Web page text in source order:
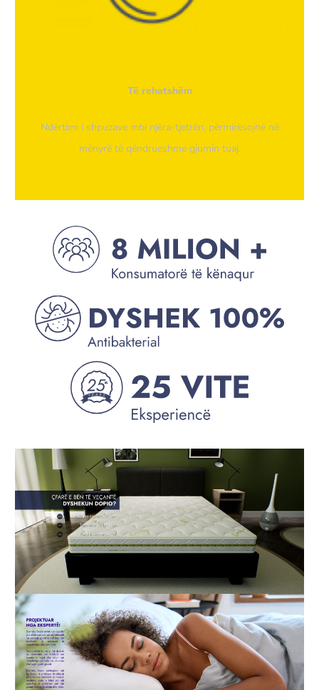
Të rehatshëm
Ndërtimi i shpuzave mbi njëra-tjetrën, përmirësojnë në
mënyrë të qëndrueshme gjumin tuaj.